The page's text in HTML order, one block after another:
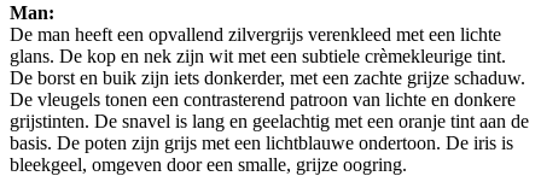
Man:
De man heeft een opvallend zilvergrijs verenkleed met een lichte
glans. De kop en nek zijn wit met een subtiele crèmekleurige tint.
De borst en buik zijn iets donkerder, met een zachte grijze schaduw.
De vleugels tonen een contrasterend patroon van lichte en donkere
grijstinten. De snavel is lang en geelachtig met een oranje tint aan de
basis. De poten zijn grijs met een lichtblauwe ondertoon. De iris is
bleekgeel, omgeven door een smalle, grijze oogring.